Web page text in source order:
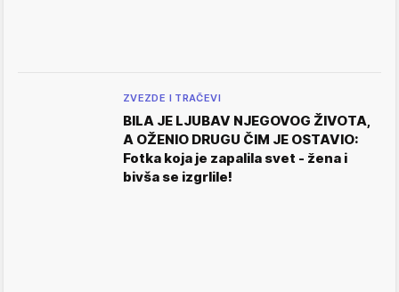
ZVEZDE I TRAČEVI
BILA JE LJUBAV NJEGOVOG ŽIVOTA,
A OŽENIO DRUGU ČIM JE OSTAVIO:
Fotka koja je zapalila svet - žena i
bivša se izgrlile!